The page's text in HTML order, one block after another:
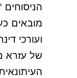
הניסוחים
מובאים
ועורכי
של עזרא